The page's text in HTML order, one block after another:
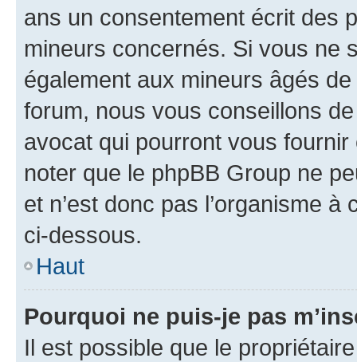
ans un consentement écrit des
mineurs concernés. Si vous ne
également aux mineurs âgés
forum, nous vous conseillons
avocat qui pourront vous
noter que le phpBB Group ne
et n’est donc pas l’organisme
ci-dessous.
Haut
Pourquoi ne puis-je pas
Il est possible que le